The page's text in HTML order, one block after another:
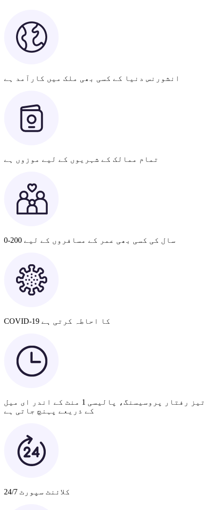
انشورنس دنیا کے کسی بھی ملک میں کارآمد ہے
تمام ممالک کے شہریوں کے لیے موزوں ہے
0-200 سال کی کسی بھی عمر کے مسافروں کے لیے
COVID-19 کا احاطہ کرتی ہے
تیز رفتار پروسیسنگ، پالیسی 1 منٹ کے اندر ای میل
کے ذریعے پہنچ جاتی ہے
کلائنٹ سپورٹ 24/7